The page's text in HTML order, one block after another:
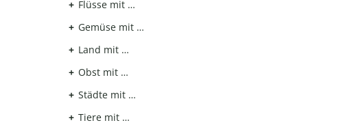
Flüsse mit …
Gemüse mit …
Land mit …
Obst mit …
Städte mit …
Tiere mit …